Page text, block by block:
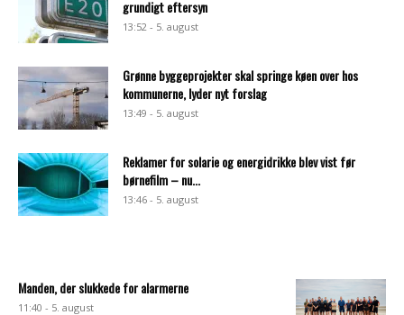
grundigt eftersyn
13:52 - 5. august
Grønne byggeprojekter skal springe køen over hos
kommunerne, lyder nyt forslag
13:49 - 5. august
Reklamer for solarie og energidrikke blev vist før
børnefilm – nu...
13:46 - 5. august
Manden, der slukkede for alarmerne
11:40 - 5. august